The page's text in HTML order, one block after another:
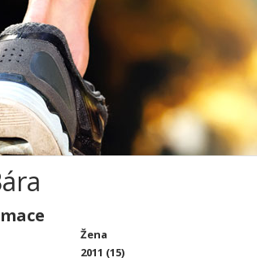
Žena
2011 (15)